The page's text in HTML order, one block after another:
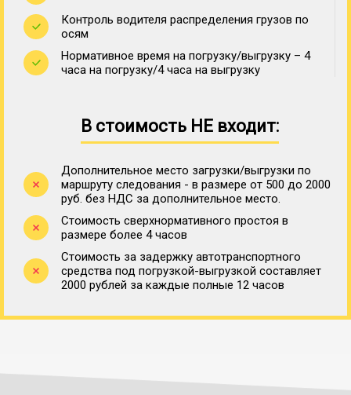
Контроль водителя распределения грузов по
осям
Нормативное время на погрузку/выгрузку – 4
часа на погрузку/4 часа на выгрузку
В стоимость НЕ входит:
Дополнительное место загрузки/выгрузки по
маршруту следования - в размере от 500 до 2000
руб. без НДС за дополнительное место.
Стоимость сверхнормативного простоя в
размере более 4 часов
Стоимость за задержку автотранспортного
средства под погрузкой-выгрузкой составляет
2000 рублей за каждые полные 12 часов